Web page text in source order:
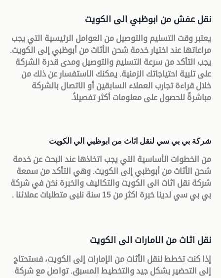
نقل عفش من ابوظبي الى الكويت
يعتبر وقت التسليم والتوصيل من العوامل الرئيسية التي يجب
مراعاتها عند اختيار خدمة شحن الأثاث من أبوظبي إلى الكويت.
يجب التأكد من سرعة التسليم والتوصيل ومدى قدرة الشركة
على تلبية احتياجاتك الزمنية. يمكنك الاستفسار عن ذلك من
خلال قراءة تجارب العملاء السابقين أو الاتصال بالشركة
مباشرةً للحصول على معلومات أكثر تفصيلاً.
شركة بي بي سي لنقل اثاث من ابوظبي الي الكويت
من الخطوات الأساسية التي يجب اتخاذها عند البحث عن خدمة
شحن الأثاث من أبوظبي إلى الكويت. وهي التأكد من سمعة
شركة نقل اثاث الى الكويت والتكاليف والخبرة نخن في شركة
بي بي سي لدينا خبرة اكثر من 15 سنة نلبى متطلبات عملائنا
.
نقل اثاث من الامارات الى الكويت
إذا كنت تخطط لنقل الأثاث من الإمارات إلى الكويت، فستحتاج
إلى التحضير بشكل جيد والتخطيط المسبق. تواصل مع شركة